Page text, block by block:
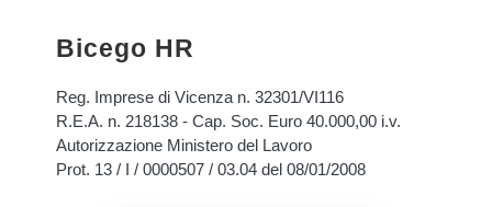
Bicego HR
Reg. Imprese di Vicenza n. 32301/VI116
R.E.A. n. 218138 - Cap. Soc. Euro 40.000,00 i.v.
Autorizzazione Ministero del Lavoro
Prot. 13 / I / 0000507 / 03.04 del 08/01/2008